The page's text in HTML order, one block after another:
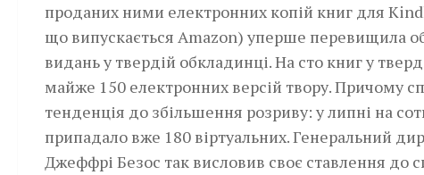
проданих ними електронних копій книг для
що випускається Amazon) уперше перевищила
видань у твердій обкладинці. На сто книг у
майже 150 електронних версій твору. Причому
тенденція до збільшення розриву: у липні на
припадало вже 180 віртуальних. Генеральний
Джеффрі Безос так висловив своє ставлення до